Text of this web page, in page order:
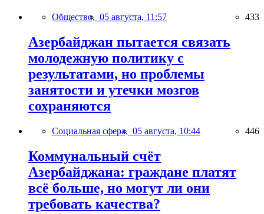
Общество, 05 августа, 11:57 433
Азербайджан пытается связать
молодежную политику с
результатами, но проблемы
занятости и утечки мозгов
сохраняются
Социальная сфера, 05 августа, 10:44 446
Коммунальный счёт
Азербайджана: граждане платят
всё больше, но могут ли они
требовать качества?